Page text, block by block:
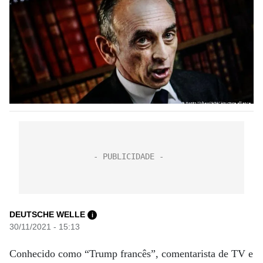
DEUTSCHE WELLE i
30/11/2021 - 15:13
Conhecido como “Trump francês”, comentarista de TV e